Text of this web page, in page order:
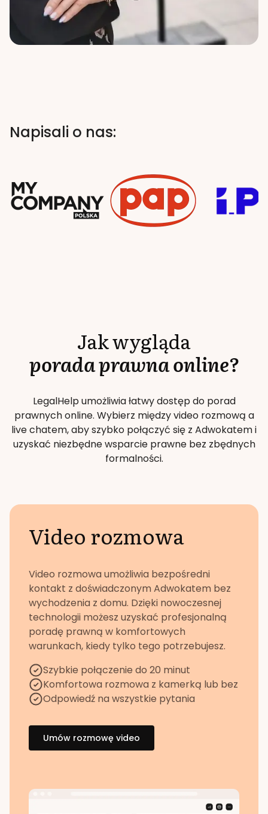
Napisali o nas:
Jak wygląda
porada prawna online?
LegalHelp umożliwia łatwy dostęp do porad
prawnych online. Wybierz między video rozmową a
live chatem, aby szybko połączyć się z Adwokatem i
uzyskać niezbędne wsparcie prawne bez zbędnych
formalności.
Video rozmowa
Video rozmowa umożliwia bezpośredni
kontakt z doświadczonym Adwokatem bez
wychodzenia z domu. Dzięki nowoczesnej
technologii możesz uzyskać profesjonalną
poradę prawną w komfortowych
warunkach, kiedy tylko tego potrzebujesz.
Szybkie połączenie do 20 minut
Komfortowa rozmowa z kamerką lub bez
Odpowiedź na wszystkie pytania
Umów rozmowę video